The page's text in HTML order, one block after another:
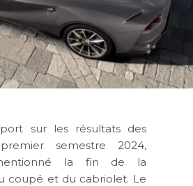
sur les résultats des
semestre 2024,
la fin de la
coupé et du cabriolet. Le